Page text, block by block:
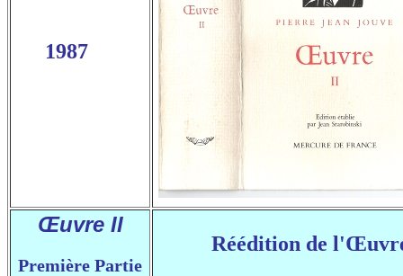
1987
Œuvre II
Première Partie
Réédition de